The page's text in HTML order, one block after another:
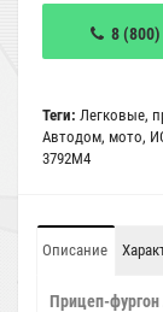
8
Теги: Легковые,
Автодом, мото,
3792М4
Описание
Прицеп-